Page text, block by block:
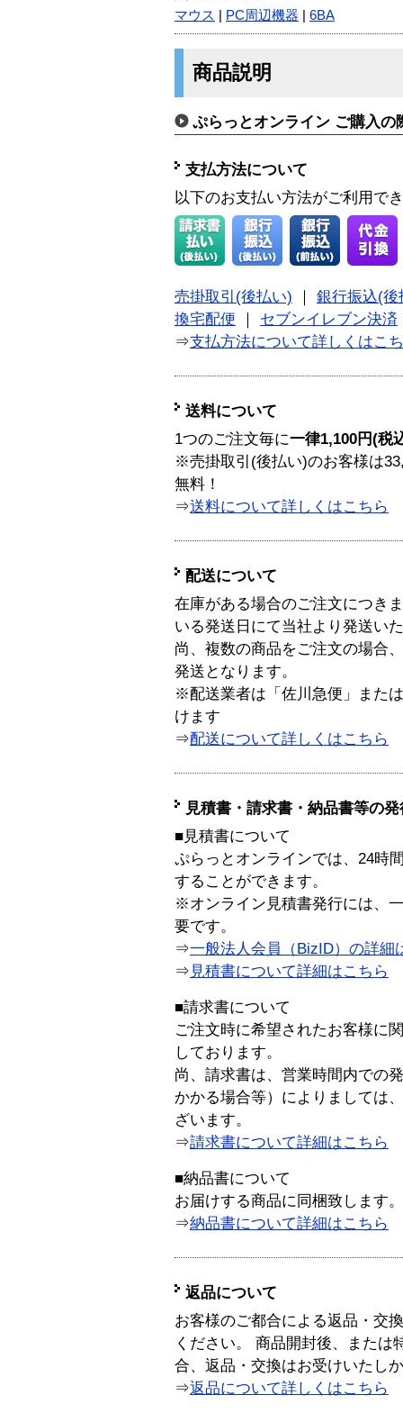
マウス PC周辺機器 6BA
商品説明
ぷらっとオンライン ご購入の
支払方法について
以下のお支払い方法がご利用で
売掛取引(後払い)
銀行振込(後
換宅配便
セブンイレブン決済
⇒支払方法について詳しくはこ
送料について
1つのご注文毎に一律1,100円(税
※売掛取引(後払い)のお客様は
無料！
⇒送料について詳しくはこちら
配送について
在庫がある場合のご注文につき
いる発送日にて当社より発送い
尚、複数の商品をご注文の場合
発送となります。
※配送業者は「佐川急便」また
けます
⇒配送について詳しくはこちら
見積書・請求書・納品書等の
■見積書について
ぷらっとオンラインでは、24時
することができます。
※オンライン見積書発行には、
要です。
⇒一般法人会員（BizID）の詳細
⇒ 見積書について詳細はこちら
■請求書について
ご注文時に希望されたお客様に
しております。
尚、請求書は、営業時間内での
かかる場合等）によりましては
ざいます。
⇒請求書について詳細はこちら
■納品書について
お届けする商品に同梱致します。
⇒納品書について詳細はこちら
返品について
お客様のご都合による返品・交
ください。 商品開封後、または
合、返品・交換はお受けいたし
⇒返品について詳しくはこちら